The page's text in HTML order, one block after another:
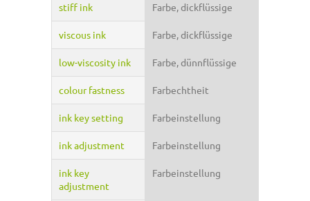
stiff ink Farbe, dickflüssige
viscous ink Farbe, dickflüssige
low-viscosity ink Farbe, dünnflüssige
colour fastness Farbechtheit
ink key setting Farbeinstellung
ink adjustment Farbeinstellung
ink key
adjustment
Farbeinstellung